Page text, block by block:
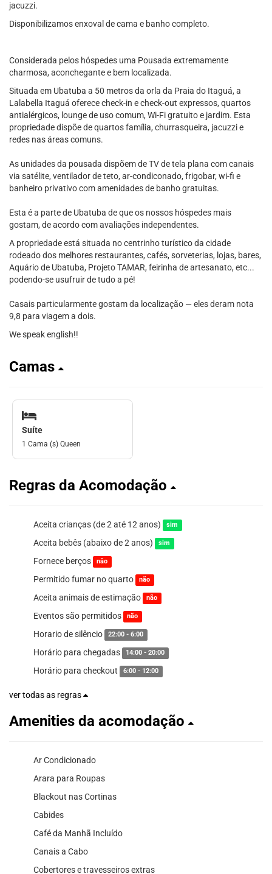
jacuzzi.
Disponibilizamos enxoval de cama e banho completo.
Considerada pelos hóspedes uma Pousada extremamente
charmosa, aconchegante e bem localizada.
Situada em Ubatuba a 50 metros da orla da Praia do Itaguá, a
Lalabella Itaguá oferece check-in e check-out expressos, quartos
antialérgicos, lounge de uso comum, Wi-Fi gratuito e jardim. Esta
propriedade dispõe de quartos família, churrasqueira, jacuzzi e
redes nas áreas comuns.
As unidades da pousada dispõem de TV de tela plana com canais
via satélite, ventilador de teto, ar-condiconado, frigobar, wi-fi e
banheiro privativo com amenidades de banho gratuitas.
Esta é a parte de Ubatuba de que os nossos hóspedes mais
gostam, de acordo com avaliações independentes.
A propriedade está situada no centrinho turístico da cidade
rodeado dos melhores restaurantes, cafés, sorveterias, lojas, bares,
Aquário de Ubatuba, Projeto TAMAR, feirinha de artesanato, etc...
podendo-se usufruir de tudo a pé!
Casais particularmente gostam da localização — eles deram nota
9,8 para viagem a dois.
We speak english!!
Camas
Suíte
1 Cama (s) Queen
Regras da Acomodação
Aceita crianças (de 2 até 12 anos) sim
Aceita bebês (abaixo de 2 anos) sim
Fornece berços não
Permitido fumar no quarto não
Aceita animais de estimação não
Eventos são permitidos não
Horario de silêncio 22:00 - 6:00
Horário para chegadas 14:00 - 20:00
Horário para checkout 6:00 - 12:00
ver todas as regras
Amenities da acomodação
Ar Condicionado
Arara para Roupas
Blackout nas Cortinas
Cabides
Café da Manhã Incluído
Canais a Cabo
Cobertores e travesseiros extras